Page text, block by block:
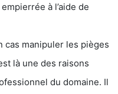
à l’aide de
cas manipuler les pièges
là une des raisons
du domaine. Il